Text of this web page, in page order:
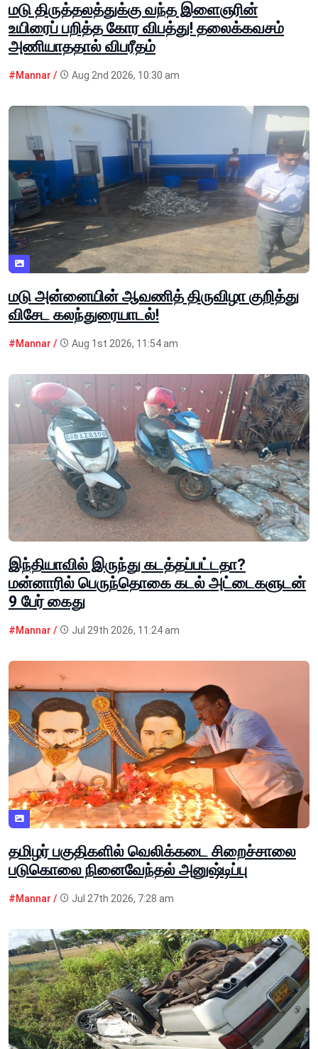
மடு திருத்தலத்துக்கு வந்த இளைஞரின்
உயிரைப் பறித்த கோர விபத்து! தலைக்கவசம்
அணியாததால் விபரீதம்
#Mannar / Aug 2nd 2026, 10:30 am
மடு அன்னையின் ஆவணித் திருவிழா குறித்து
விசேட கலந்துரையாடல்!
#Mannar / Aug 1st 2026, 11:54 am
இந்தியாவில் இருந்து கடத்தப்பட்டதா?
மன்னாரில் பெருந்தொகை கடல் அட்டைகளுடன்
9 பேர் கைது
#Mannar / Jul 29th 2026, 11:24 am
தமிழர் பகுதிகளில் வெலிக்கடை சிறைச்சாலை
படுகொலை நினைவேந்தல் அனுஷ்டிப்பு
#Mannar / Jul 27th 2026, 7:28 am